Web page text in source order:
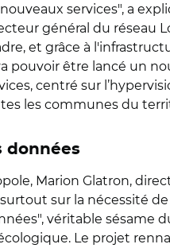
services", a
général du réseau
et grâce à
pouvoir être lancé un
centré sur
les communes du
données
Marion Glatron,
sur la nécessité de
véritable sésame
Le projet